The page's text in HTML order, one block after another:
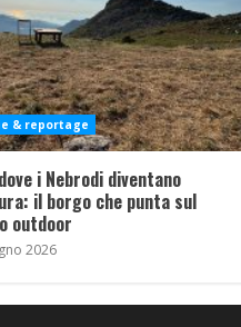
& reportage
i Nebrodi diventano
il borgo che punta sul
outdoor
2026